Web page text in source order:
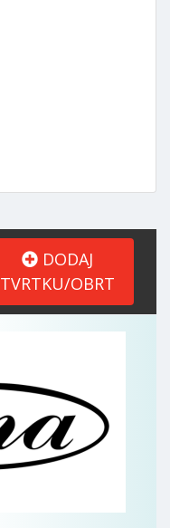
DODAJ
TVRTKU/OBRT